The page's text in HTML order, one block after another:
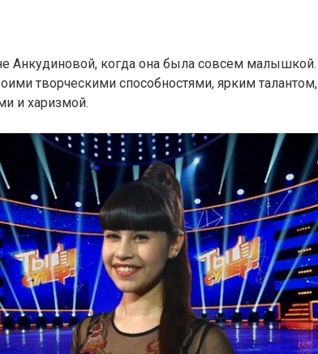
Анкудиновой, когда она была совсем малышкой.
творческими способностями, ярким талантом,
и харизмой.